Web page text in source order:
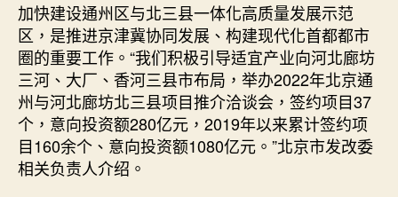
加快建设通州区与北三县一体化高质量发展示范
区，是推进京津冀协同发展、构建现代化首都都市
圈的重要工作。“我们积极引导适宜产业向河北廊坊
三河、大厂、香河三县市布局，举办2022年北京通
州与河北廊坊北三县项目推介洽谈会，签约项目37
个，意向投资额280亿元，2019年以来累计签约项
目160余个、意向投资额1080亿元。”北京市发改委
相关负责人介绍。